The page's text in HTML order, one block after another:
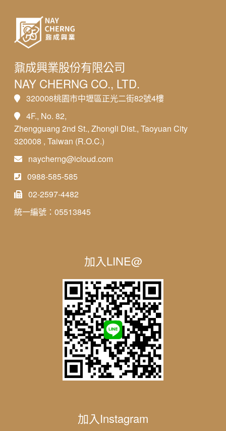
鼐成興業股份有限公司
NAY CHERNG CO., LTD.
320008桃園市中壢區正光二街82號4樓
4F., No. 82,
Zhengguang 2nd St., Zhongli Dist., Taoyuan City
320008 , Taiwan (R.O.C.)
naycherng@icloud.com
0988-585-585
02-2597-4482
統一編號：05513845
加入LINE@
加入Instagram